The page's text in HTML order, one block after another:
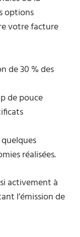
options
votre facture
de 30 % des
de pouce
réalisées.
activement à
l’émission de